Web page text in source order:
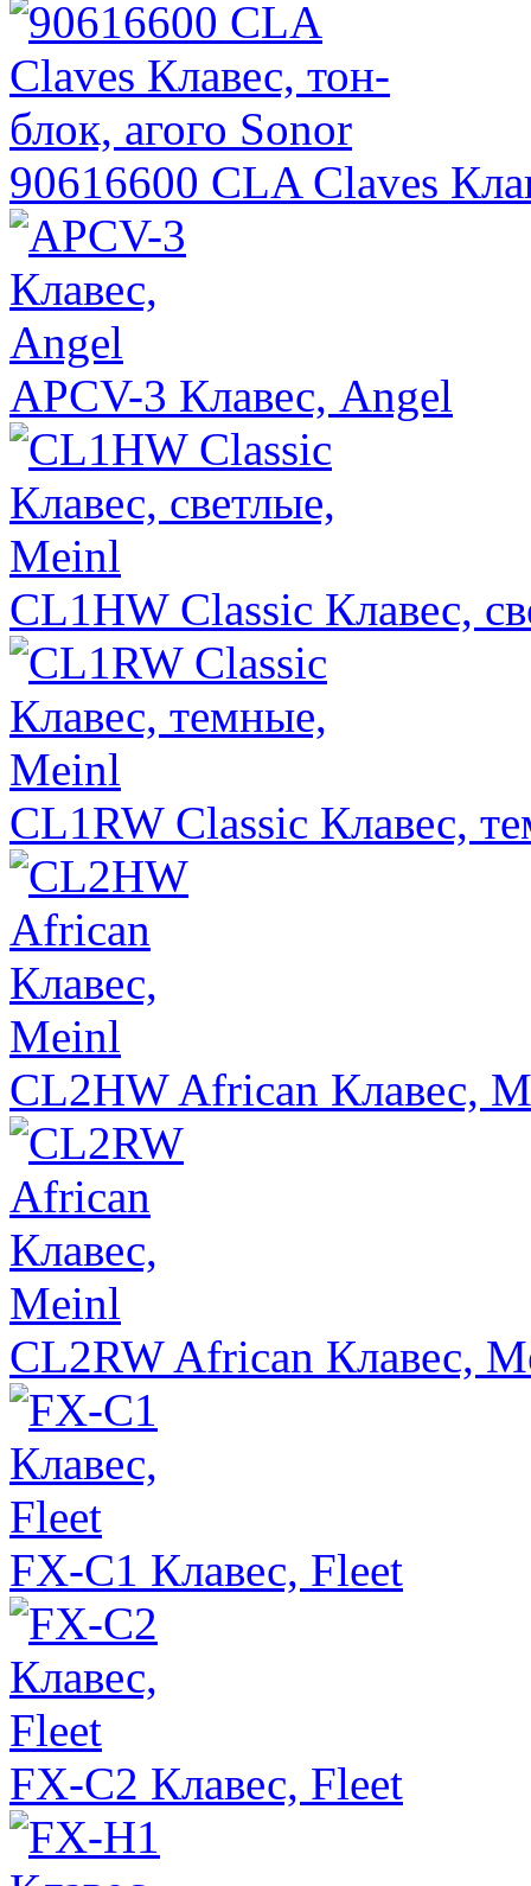
90616600 CLA Claves
APCV-3 Клавес, Angel
CL1HW Classic Клавес,
CL1RW Classic Клавес,
CL2HW African Клавес,
CL2RW African Клавес,
FX-C1 Клавес, Fleet
FX-C2 Клавес, Fleet